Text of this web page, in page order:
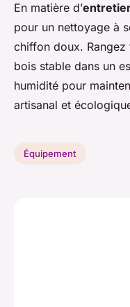
En matière d’
pour un nettoyage à
chiffon doux.
bois stable dans un
humidité pour
artisanal et
Équipement